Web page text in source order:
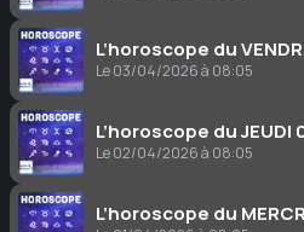
L’horoscope du
Le 03/04/2026 à 08:05
L’horoscope du JEUDI
Le 02/04/2026 à 08:05
L’horoscope du